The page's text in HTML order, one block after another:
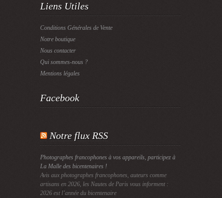
Liens Utiles
Conditions Générales de Vente
Notre boutique
Nous contacter
Qui sommes-nous ?
Mentions légales
Facebook
Notre flux RSS
Photographes francophones à vos appareils, participez à
La Malle des bicentenaires !
Avis aux photographes francophones, auteurs comme
artisans en 2026, les Nautes de Paris vous informent :
2026 est l’année du bicentenaire